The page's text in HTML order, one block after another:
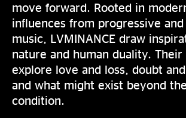
move forward. Rooted in
influences from progressive
music, LVMINANCE draw
nature and human duality. Their
explore love and loss, doubt
and what might exist beyond
condition.